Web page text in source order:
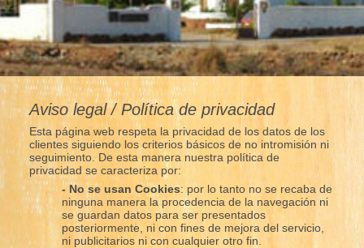
Aviso legal / Política de privacidad
Esta página web respeta la privacidad de los datos de los
clientes siguiendo los criterios básicos de no intromisión ni
seguimiento. De esta manera nuestra política de
privacidad se caracteriza por:
- No se usan Cookies: por lo tanto no se recaba de
ninguna manera la procedencia de la navegación ni
se guardan datos para ser presentados
posteriormente, ni con fines de mejora del servicio,
ni publicitarios ni con cualquier otro fin.